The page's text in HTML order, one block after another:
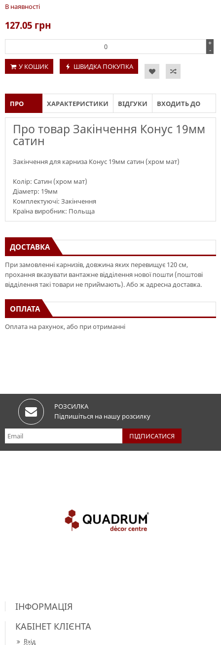
В наявності
127.05 грн
+
-
У КОШИК
ШВИДКА ПОКУПКА
ПРО ХАРАКТЕРИСТИКИ ВІДГУКИ ВХОДИТЬ ДО
Про товар Закінчення Конус 19мм
сатин
Закінчення для карниза Конус 19мм сатин (хром мат)
Колір: Сатин (хром мат)
Діаметр: 19мм
Комплектуючі: Закінчення
Країна виробник: Польща
ДОСТАВКА
При замовленні карнизів, довжина яких перевищує 120 см,
прохання вказувати вантажне відділення нової пошти (поштові
відділення такі товари не приймають). Або ж адресна доставка.
ОПЛАТА
Оплата на рахунок, або при отриманні
РОЗСИЛКА
Підпишіться на нашу розсилку
ІНФОРМАЦІЯ
КАБІНЕТ КЛІЄНТА
Вхід